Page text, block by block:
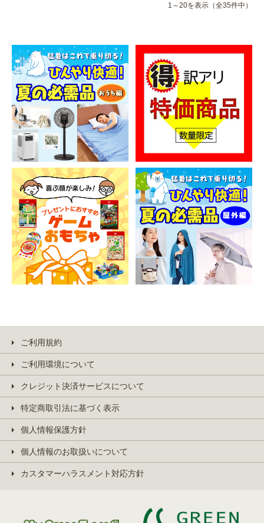
1～20を表示（全35件中）
ご利用規約
ご利用環境について
クレジット決済サービスについて
特定商取引法に基づく表示
個人情報保護方針
個人情報のお取扱いについて
カスタマーハラスメント対応方針